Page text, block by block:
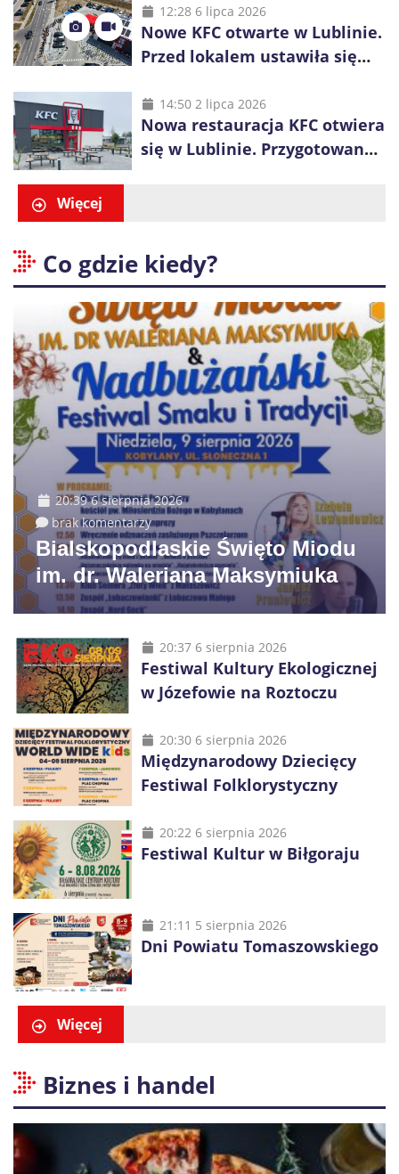
inwestycje
12:28 6 lipca 2026
Nowe KFC otwarte w Lublinie.
Przed lokalem ustawiła się
14:50 2 lipca 2026
Nowa restauracja KFC otwiera
się w Lublinie. Przygotowano
Więcej
Co gdzie kiedy?
20:39 6 sierpnia 2026
brak komentarzy
Bialskopodlaskie Święto Miodu
im. dr. Waleriana Maksymiuka
20:37 6 sierpnia 2026
Festiwal Kultury Ekologicznej
w Józefowie na Roztoczu
20:30 6 sierpnia 2026
Międzynarodowy Dziecięcy
Festiwal Folklorystyczny
20:22 6 sierpnia 2026
Festiwal Kultur w Biłgoraju
21:11 5 sierpnia 2026
Dni Powiatu Tomaszowskiego
Więcej
Biznes i handel